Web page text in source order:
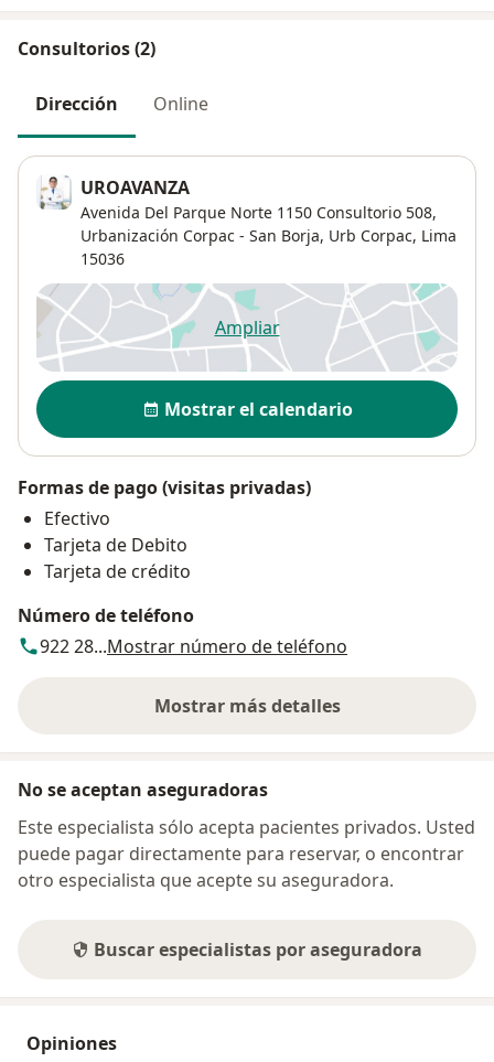
Consultorios (2)
Dirección Online
UROAVANZA
Avenida Del Parque Norte 1150 Consultorio 508,
Urbanización Corpac - San Borja, Urb Corpac, Lima
15036
Ampliarse abre en una nueva
Disponibilidad
Mostrar el calendario
Formas de pago (visitas privadas)
Efectivo
Tarjeta de Debito
Tarjeta de crédito
Número de teléfono
922 28...Mostrar número de teléfono
Mostrar más detalles
sobre la dirección
No se aceptan aseguradoras
Este especialista sólo acepta pacientes privados. Usted
puede pagar directamente para reservar, o encontrar
otro especialista que acepte su aseguradora.
Buscar especialistas por aseguradora
Opiniones